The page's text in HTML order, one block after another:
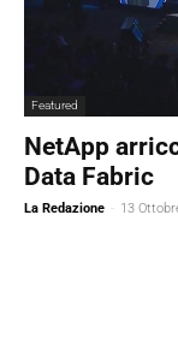
Featured
NetApp
Data Fabric
La Redazione - 13